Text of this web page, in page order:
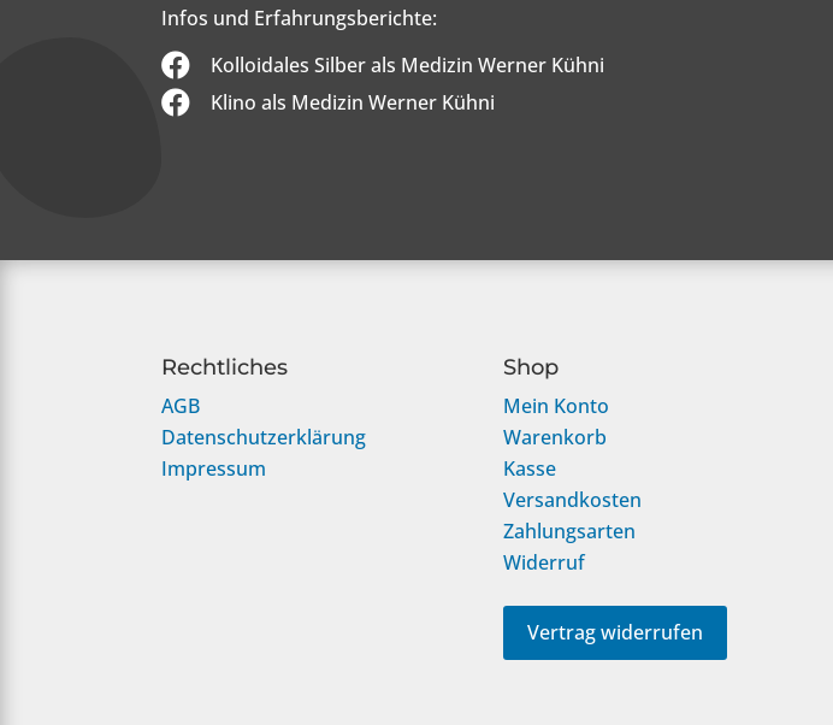
Infos und Erfahrungsberichte:
 Kolloidales Silber als Medizin Werner Kühni
 Klino als Medizin Werner Kühni
Rechtliches
AGB
Datenschutzerklärung
Impressum
Shop
Mein Konto
Warenkorb
Kasse
Versandkosten
Zahlungsarten
Widerruf
Vertrag widerrufen